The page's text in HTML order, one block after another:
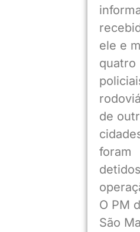
ele e
quatro
de
foram
O PM
São